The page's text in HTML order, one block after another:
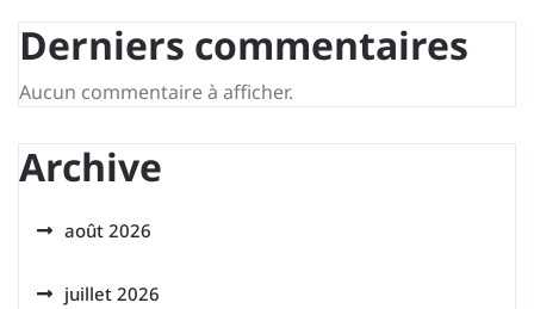
Derniers commentaires
Aucun commentaire à afficher.
Archive
août 2026
juillet 2026